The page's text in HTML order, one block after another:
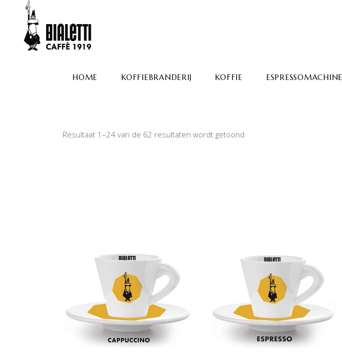
HOME KOFFIEBRANDERIJ KOFFIE ESPRESSOMACHINE
Resultaat 1–24 van de 62 resultaten wordt getoond
TOEVOEGEN AAN
WINKELWAGEN
TOEVOEGEN AAN
WINKELWAGEN